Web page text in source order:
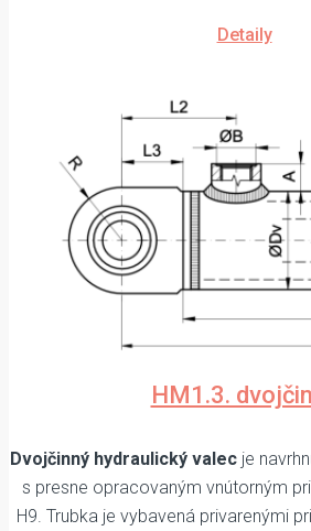
Detaily
HM1.3.
Dvojčinný hydraulický valec je
s presne opracovaným vnútorným
H9. Trubka je vybavená privarenými